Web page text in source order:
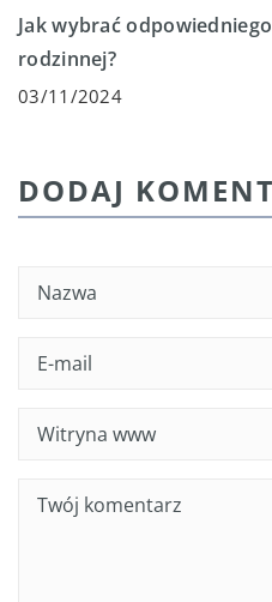
Jak wybrać
rodzinnej?
03/11/2024
DODAJ